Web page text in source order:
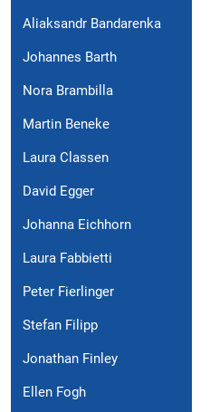
Aliaksandr Bandarenka
Johannes Barth
Nora Brambilla
Martin Beneke
Laura Classen
David Egger
Johanna Eichhorn
Laura Fabbietti
Peter Fierlinger
Stefan Filipp
Jonathan Finley
Ellen Fogh